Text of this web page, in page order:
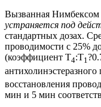
Вызванная Нимбексом
устраняется под
стандартных дозах.
проводимости с 25%
(коэффициент T4:T1
восстановления
мин и 5 мин